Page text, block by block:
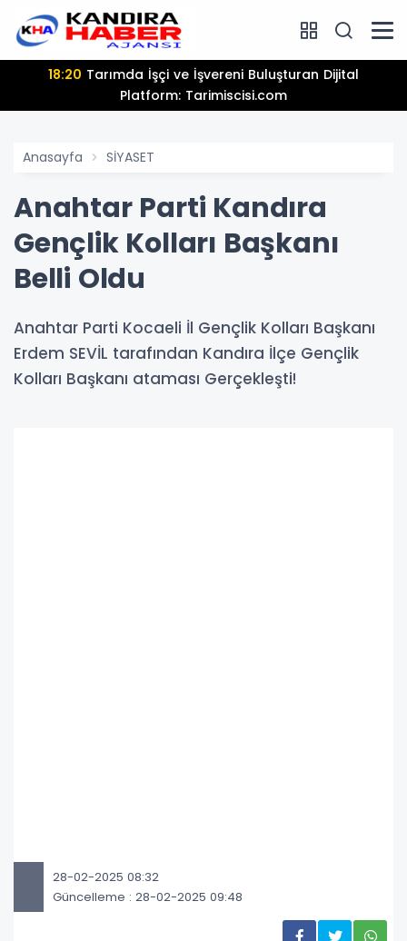
18:20
Platform: Tarimiscisi.com
Anasayfa SİYASET
Anahtar Parti Kandıra
Gençlik Kolları Başkanı
Belli Oldu
Anahtar Parti Kocaeli İl Gençlik Kolları Başkanı
Erdem SEVİL tarafından Kandıra İlçe Gençlik
Kolları Başkanı ataması Gerçekleşti!
28-02-2025 08:32
Güncelleme : 28-02-2025 09:48